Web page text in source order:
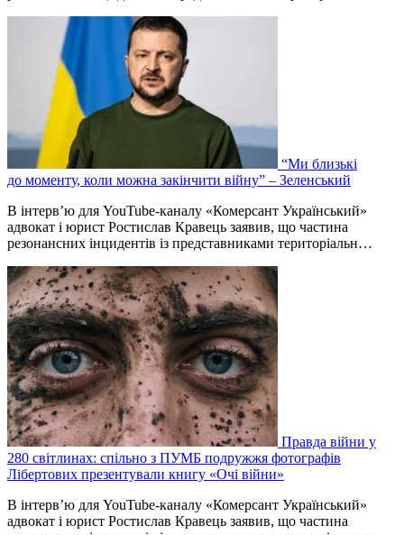
“Ми близькі
до моменту, коли можна закінчити війну” – Зеленський
В інтерв’ю для YouTube-каналу «Комерсант Український»
адвокат і юрист Ростислав Кравець заявив, що частина
резонансних інцидентів із представниками територіальн…
Правда війни у
280 світлинах: спільно з ПУМБ подружжя фотографів
Лібертових презентували книгу «Очі війни»
В інтерв’ю для YouTube-каналу «Комерсант Український»
адвокат і юрист Ростислав Кравець заявив, що частина